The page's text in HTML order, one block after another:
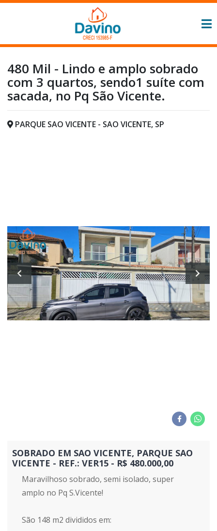
480 Mil - Lindo e amplo sobrado
com 3 quartos, sendo1 suíte com
sacada, no Pq São Vicente.
PARQUE SAO VICENTE - SAO VICENTE, SP
SOBRADO EM SAO VICENTE, PARQUE SAO
VICENTE - REF.: VER15 - R$ 480.000,00
Maravilhoso sobrado, semi isolado, super
amplo no Pq S.Vicente!
São 148 m2 divididos em: